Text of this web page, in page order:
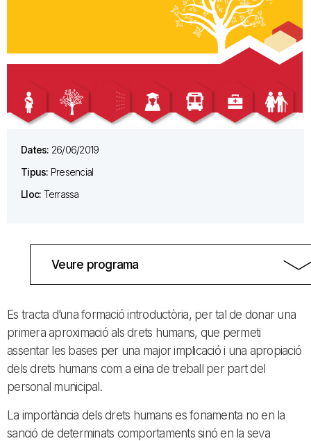
Dates: 26/06/2019
Tipus: Presencial
Lloc: Terrassa
Veure programa
Es tracta d’una formació introductòria, per tal de donar una
primera aproximació als drets humans, que permeti
assentar les bases per una major implicació i una apropiació
dels drets humans com a eina de treball per part del
personal municipal.
La importància dels drets humans es fonamenta no en la
sanció de determinats comportaments sinó en la seva